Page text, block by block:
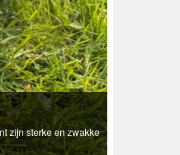
zijn sterke en zwakke